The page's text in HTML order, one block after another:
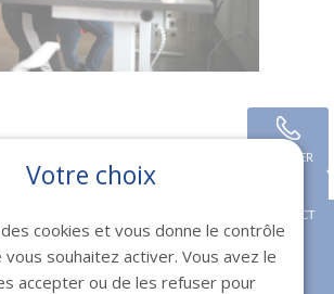
APPELER
CONTACT
Votre choix
cookies et vous donne le contrôle
vous souhaitez activer. Vous avez le
accepter ou de les refuser pour